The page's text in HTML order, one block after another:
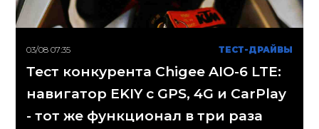
03/08 07:35 ТЕСТ-ДРАЙВЫ
Тест конкурента Chigee AIO-6 LTE:
навигатор EKIY с GPS, 4G и CarPlay
- тот же функционал в три раза